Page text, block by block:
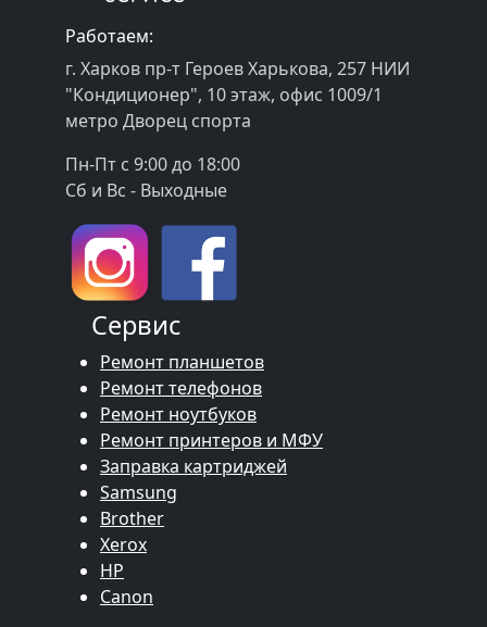
Работаем:
г. Харков пр-т Героев Харькова, 257 НИИ
"Кондиционер", 10 этаж, офис 1009/1
метро Дворец спорта
Пн-Пт с 9:00 до 18:00
Сб и Вс - Выходные
Сервис
Ремонт планшетов
Ремонт телефонов
Ремонт ноутбуков
Ремонт принтеров и МФУ
Заправка картриджей
Samsung
Brother
Xerox
HP
Canon